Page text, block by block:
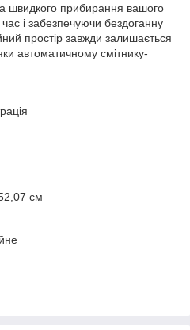
швидкого прибирання вашого
і забезпечуючи бездоганну
простір завжди залишається
автоматичному смітнику-
см